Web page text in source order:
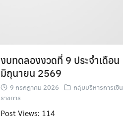
งบทดลองงวดที่ 9 ประจำเดือน
มิถุนายน 2569
9 กรกฎาคม 2026 กลุ่มบริหารการเงิ
ราชการ
Post Views: 114